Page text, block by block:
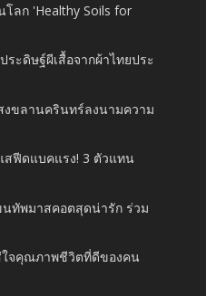
ลก 'Healthy Soils for
ะดิษฐ์ผีเสื้อจากผ้าไทยประ
งขลานครินทร์ลงนามความ
แสฟีดแบคแรง! 3 ตัวแทน
นทัพมาสคอตสุดน่ารัก ร่วม
ใจคุณภาพชีวิตที่ดีของคน